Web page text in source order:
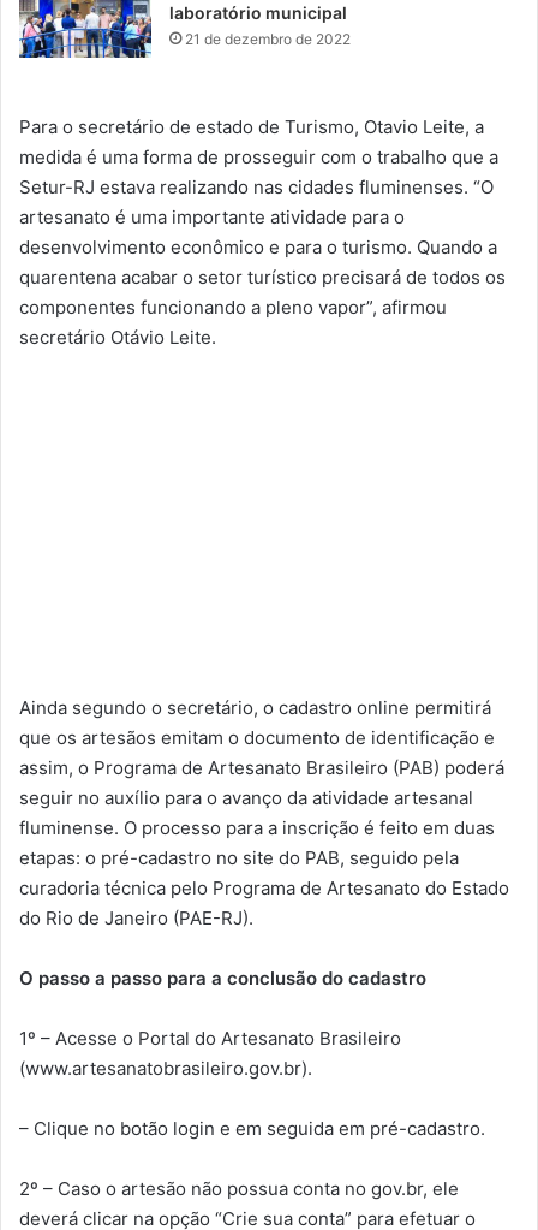
laboratório municipal
21 de dezembro de 2022
Para o secretário de estado de Turismo, Otavio Leite, a
medida é uma forma de prosseguir com o trabalho que a
Setur-RJ estava realizando nas cidades fluminenses. “O
artesanato é uma importante atividade para o
desenvolvimento econômico e para o turismo. Quando a
quarentena acabar o setor turístico precisará de todos os
componentes funcionando a pleno vapor”, afirmou
secretário Otávio Leite.
Ainda segundo o secretário, o cadastro online permitirá
que os artesãos emitam o documento de identificação e
assim, o Programa de Artesanato Brasileiro (PAB) poderá
seguir no auxílio para o avanço da atividade artesanal
fluminense. O processo para a inscrição é feito em duas
etapas: o pré-cadastro no site do PAB, seguido pela
curadoria técnica pelo Programa de Artesanato do Estado
do Rio de Janeiro (PAE-RJ).
O passo a passo para a conclusão do cadastro
1º – Acesse o Portal do Artesanato Brasileiro
(www.artesanatobrasileiro.gov.br).
– Clique no botão login e em seguida em pré-cadastro.
2º – Caso o artesão não possua conta no gov.br, ele
deverá clicar na opção “Crie sua conta” para efetuar o